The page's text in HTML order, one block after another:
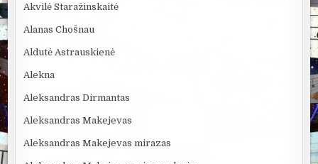
Akvilė Staražinskaitė
Alanas Chošnau
Aldutė Astrauskienė
Alekna
Aleksandras Dirmantas
Aleksandras Makejevas
Aleksandras Makejevas mirazas